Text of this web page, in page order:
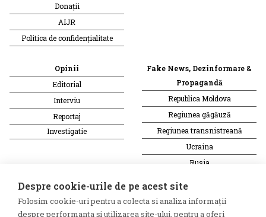
Donații
AIJR
Politica de confidențialitate
Opinii
Editorial
Interviu
Reportaj
Investigatie
Fake News, Dezinformare &
Propagandă
Republica Moldova
Regiunea găgăuză
Regiunea transnistreană
Ucraina
Rusia
Presa rusă independentă
Presa rusa pro-Kremlin
Reportaj video
Despre cookie-urile de pe acest site
Folosim cookie-uri pentru a colecta si analiza informații
despre performanța și utilizarea site-ului, pentru a oferi